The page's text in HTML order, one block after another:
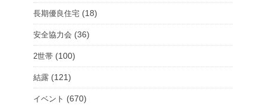
長期優良住宅 (18)
安全協力会 (36)
2世帯 (100)
結露 (121)
イベント (670)